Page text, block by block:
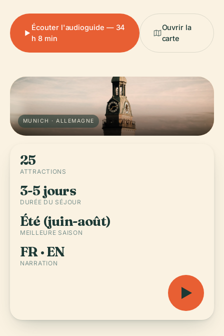
Écouter l'audioguide — 34
h 8 min
Ouvrir la
carte
MUNICH · ALLEMAGNE
25
ATTRACTIONS
3-5 jours
DURÉE DU SÉJOUR
Été (juin-août)
MEILLEURE SAISON
FR · EN
NARRATION